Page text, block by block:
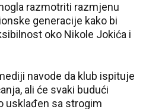
razmotriti razmjenu
generacije kako bi
oko Nikole Jokića i
navode da klub ispituje
ali će svaki budući
usklađen sa strogim